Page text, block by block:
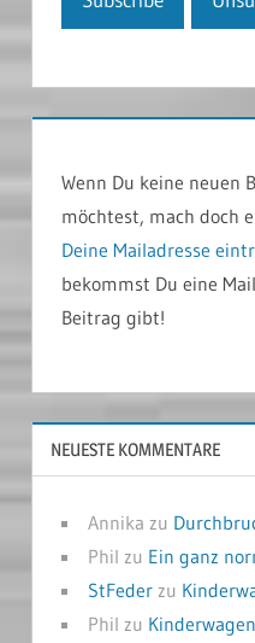
Wenn Du keine neuen
möchtest, mach doch
Deine Mailadresse
bekommst Du eine
Beitrag gibt!
NEUESTE KOMMENTARE
Annika zu
Phil zu Ein ganz
StFederzu
Phil zu Kinderwagen